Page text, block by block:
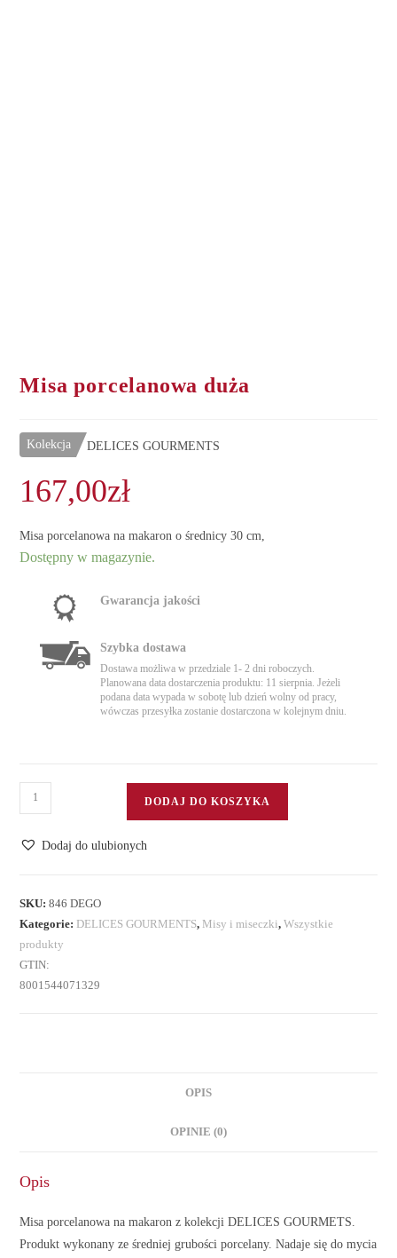
Misa porcelanowa duża
Kolekcja DELICES GOURMENTS
167,00zł
Misa porcelanowa na makaron o średnicy 30 cm,
Dostępny w magazynie.
Gwarancja jakości
Szybka dostawa
Dostawa możliwa w przedziale 1- 2 dni roboczych.
Planowana data dostarczenia produktu: 11 sierpnia. Jeżeli
podana data wypada w sobotę lub dzień wolny od pracy,
wówczas przesyłka zostanie dostarczona w kolejnym dniu.
ilość
Misa
porcelanowa
DODAJ DO KOSZYKA
Dodaj do ulubionych
SKU:846 DEGO
Kategorie: DELICES GOURMENTS, Misy i miseczki,Wszystkie
produkty
GTIN:
8001544071329
OPIS
OPINIE (0)
Opis
Misa porcelanowa na makaron z kolekcji DELICES GOURMETS.
Produkt wykonany ze średniej grubości porcelany. Nadaje się do mycia